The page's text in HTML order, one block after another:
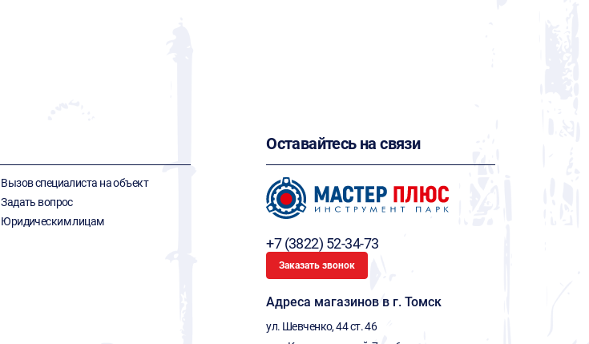
Вызов специалиста на объект
Задать вопрос
Юридическим лицам
Оставайтесь на связи
+7 (3822) 52-34-73
Заказать звонок
Адреса магазинов в г. Томск
ул. Шевченко, 44 ст. 46